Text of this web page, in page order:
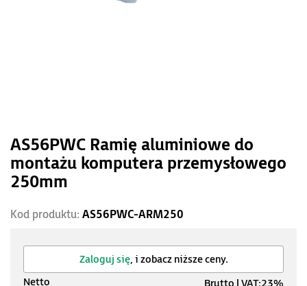
AS56PWC Ramię aluminiowe do
montażu komputera przemysłowego
250mm
Kod produktu: AS56PWC-ARM250
Zaloguj się, i zobacz niższe ceny.